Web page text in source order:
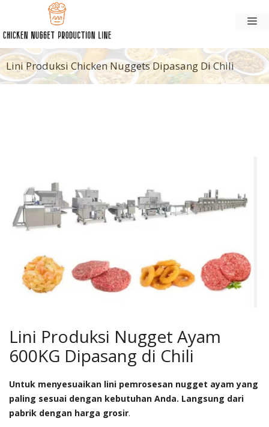
konten
Lini Produksi Chicken Nuggets Dipasang Di Chili
Lini Produksi Nugget Ayam
600KG Dipasang di Chili
Untuk menyesuaikan lini pemrosesan nugget ayam yang
paling sesuai dengan kebutuhan Anda. Langsung dari
pabrik dengan harga grosir.